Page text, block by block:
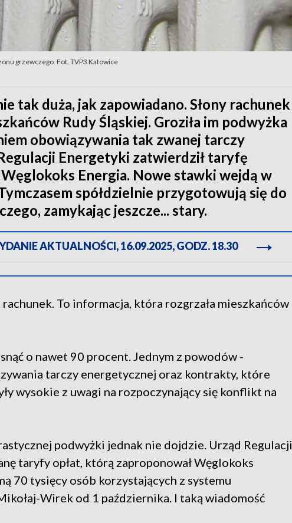
grzewczego. Fot. TVP3 Katowice
tak duża, jak zapowiadano. Słony rachunek
Rudy Śląskiej. Groziła im podwyżka
obowiązywania tak zwanej tarczy
Energetyki zatwierdził taryfę
Energia. Nowe stawki wejdą w
spółdzielnie przygotowują się do
zamykając jeszcze... stary.
AKTUALNOŚCI, 16.09.2025, GODZ. 18.30
To informacja, która rozgrzała mieszkańców
o nawet 90 procent. Jednym z powodów -
tarczy energetycznej oraz kontrakty, które
wysokie z uwagi na rozpoczynający się konflikt na
podwyżki jednak nie dojdzie. Urząd Regulacji
taryfy opłat, którą zaproponował Węglokoks
70 tysięcy osób korzystających z systemu
Wirek od 1 października. I taką wiadomość